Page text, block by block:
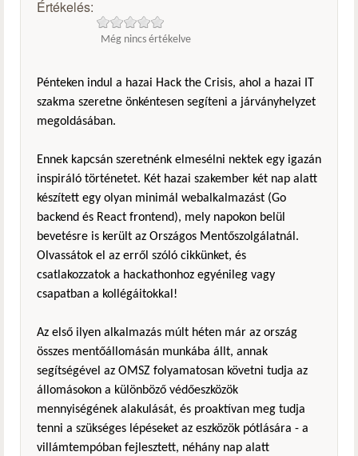
Értékelés:
Még nincs értékelve
Pénteken indul a hazai Hack the Crisis, ahol a hazai IT
szakma szeretne önkéntesen segíteni a járványhelyzet
megoldásában.
Ennek kapcsán szeretnénk elmesélni nektek egy igazán
inspiráló történetet. Két hazai szakember két nap alatt
készített egy olyan minimál webalkalmazást (Go
backend és React frontend), mely napokon belül
bevetésre is került az Országos Mentőszolgálatnál.
Olvassátok el az erről szóló cikkünket, és
csatlakozzatok a hackathonhoz egyénileg vagy
csapatban a kollégáitokkal!
Az első ilyen alkalmazás múlt héten már az ország
összes mentőállomásán munkába állt, annak
segítségével az OMSZ folyamatosan követni tudja az
állomásokon a különböző védőeszközök
mennyiségének alakulását, és proaktívan meg tudja
tenni a szükséges lépéseket az eszközök pótlására - a
villámtempóban fejlesztett, néhány nap alatt